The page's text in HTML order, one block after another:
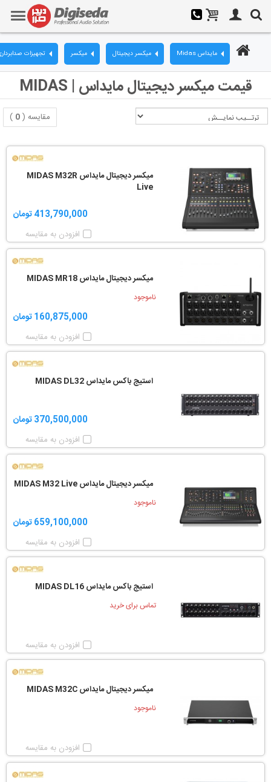
تجهیزات میکسر میکسر دیجیتال مایداس Midas
قیمت میکسر دیجیتال مایداس | MIDAS
مقایسه (0
)
میکسر دیجیتال مایداس MIDAS M32R
Live
413,790,000 تومان
افزودن به مقایسه
میکسر دیجیتال مایداس MIDAS MR18
ناموجود
160,875,000 تومان
افزودن به مقایسه
استیج باکس مایداس MIDAS DL32
370,500,000 تومان
افزودن به مقایسه
میکسر دیجیتال مایداس MIDAS M32 Live
ناموجود
659,100,000 تومان
افزودن به مقایسه
استیج باکس مایداس MIDAS DL16
تماس برای خرید
افزودن به مقایسه
میکسر دیجیتال مایداس MIDAS M32C
ناموجود
افزودن به مقایسه